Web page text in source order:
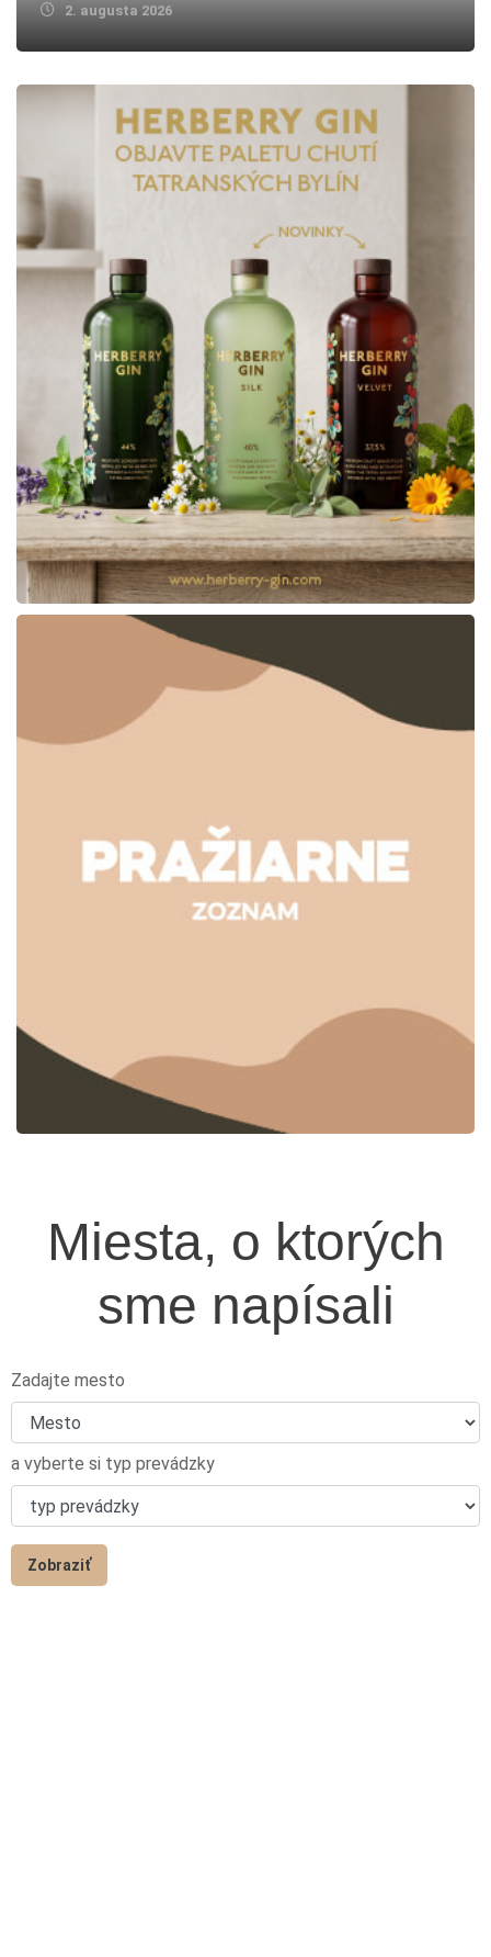
2. augusta 2026
Miesta, o ktorých
sme napísali
Zadajte mesto
a vyberte si typ prevádzky
Zobraziť